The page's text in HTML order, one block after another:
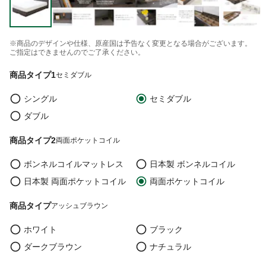
※商品のデザインや仕様、原産国は予告なく変更となる場合がございます。
ご指定はできませんのでご了承ください。
商品タイプ1セミダブル
シングル
セミダブル
ダブル
商品タイプ2両面ポケットコイル
ボンネルコイルマットレス
日本製 ボンネルコイル
日本製 両面ポケットコイル
両面ポケットコイル
商品タイプアッシュブラウン
ホワイト
ブラック
ダークブラウン
ナチュラル